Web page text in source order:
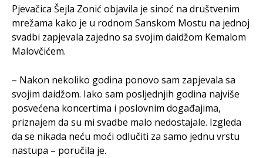
Pjevačica Šejla Zonić objavila je sinoć na društvenim
mrežama kako je u rodnom Sanskom Mostu na jednoj
svadbi zapjevala zajedno sa svojim daidžom Kemalom
Malovčićem.
– Nakon nekoliko godina ponovo sam zapjevala sa
svojim daidžom. Iako sam posljednjih godina najviše
posvećena koncertima i poslovnim događajima,
priznajem da su mi svadbe malo nedostajale. Izgleda
da se nikada neću moći odlučiti za samo jednu vrstu
nastupa – poručila je.